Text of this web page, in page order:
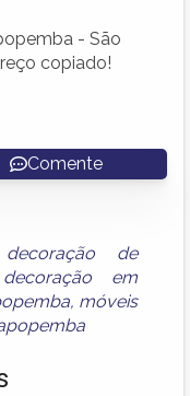
- São
copiado!
Comente
decoração de
decoração em
, móveis